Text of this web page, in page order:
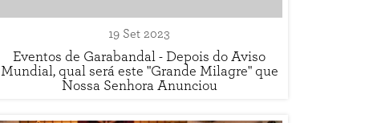
19 Set 2023
Eventos de Garabandal - Depois do Aviso
Mundial, qual será este "Grande Milagre" que
Nossa Senhora Anunciou